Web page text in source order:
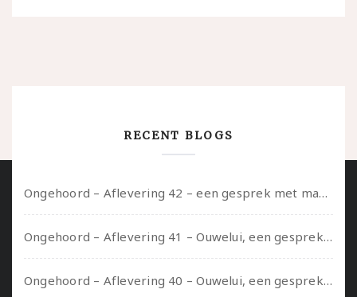
RECENT BLOGS
Ongehoord – Aflevering 42 – een gesprek met marijn over seksueel opbloeien, het ouderschap uitvinden en verschillende leeftijden in je mee dragen
Ongehoord – Aflevering 41 – Ouwelui, een gesprek met Marcelle over polyamorie op latere leeftijd, (mantel)zorg voor je partners en seksueel plezier.
Ongehoord – Aflevering 40 – Ouwelui, een gesprek met Sadie Lune over vormende relaties en de geschiedenis van de queer pornobeweging